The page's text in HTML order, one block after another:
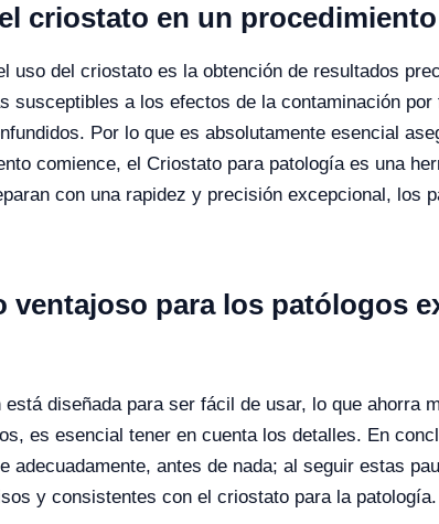
criostato en un
uso del criostato es la obtención de resultados
susceptibles a los efectos de la contaminación
Por lo que es absolutamente esencial
comience, el Criostato para patología es una
con una rapidez y precisión excepcional, los
para los patólogos
diseñada para ser fácil de usar, lo que ahorra
es esencial tener en cuenta los detalles. En
adecuadamente, antes de nada; al seguir estas
y consistentes con el criostato para la patología.